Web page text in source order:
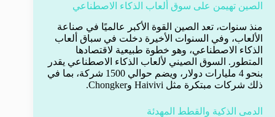
الصين تهيمن على سوق ألعاب الذكاء الاصطناعي
منذ سنوات، تعد الصين القوة الأكبر عالميًا في صناعة
الألعاب، وفي السنوات الأخيرة دخلت في سباق ألعاب
الذكاء الاصطناعي، وهو خطوة طبيعية لاقتصادها
المتطور. السوق الصيني لألعاب الذكاء الاصطناعي يقدر
بنحو 4 مليارات دولار، ويضم حوالي 1500 شركة، بما في
ذلك شركات مبتكرة مثل Haivivi وChongker.
الدمى الذكية والقطط المهدئة